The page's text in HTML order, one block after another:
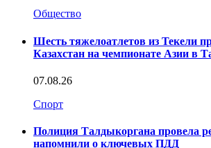
Общество
Шесть тяжелоатлетов из Текели
Казахстан на чемпионате Азии в
07.08.26
Спорт
Полиция Талдыкоргана провела
напомнили о ключевых ПДД